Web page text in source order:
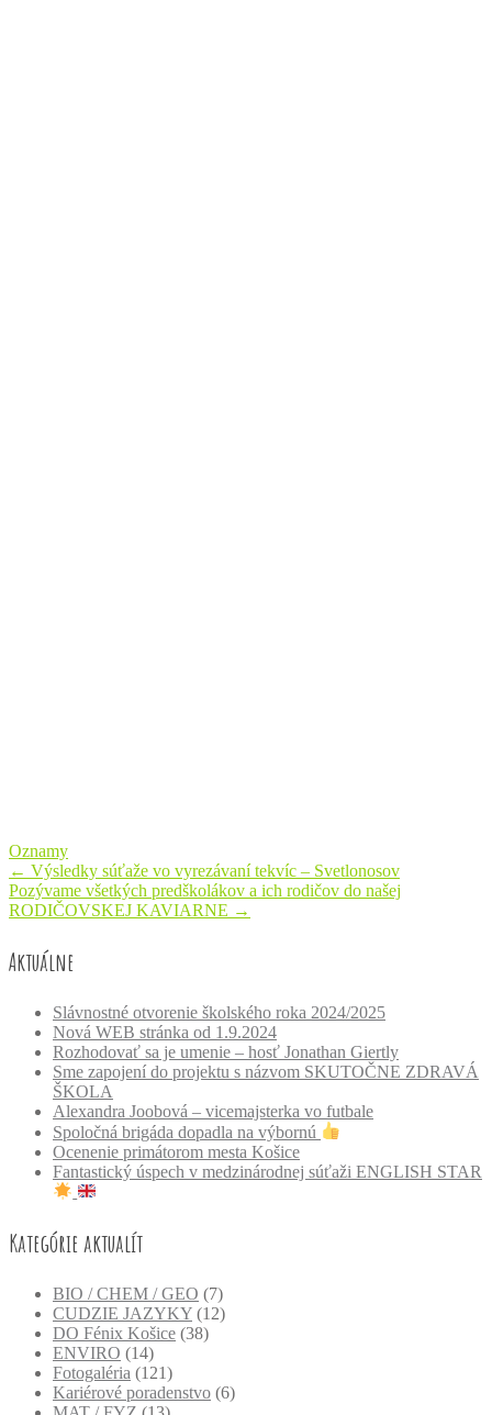
Oznamy
Post
navigation
← Výsledky súťaže vo vyrezávaní tekvíc – Svetlonosov
Pozývame všetkých predškolákov a ich rodičov do našej
RODIČOVSKEJ KAVIARNE →
Aktuálne
Slávnostné otvorenie školského roka 2024/2025
Nová WEB stránka od 1.9.2024
Rozhodovať sa je umenie – hosť Jonathan Giertly
Sme zapojení do projektu s názvom SKUTOČNE ZDRAVÁ
ŠKOLA
Alexandra Joobová – vicemajsterka vo futbale
Spoločná brigáda dopadla na výbornú
Ocenenie primátorom mesta Košice
Fantastický úspech v medzinárodnej súťaži ENGLISH STAR
Kategórie aktualít
BIO / CHEM / GEO (7)
CUDZIE JAZYKY (12)
DO Fénix Košice (38)
ENVIRO (14)
Fotogaléria (121)
Kariérové poradenstvo (6)